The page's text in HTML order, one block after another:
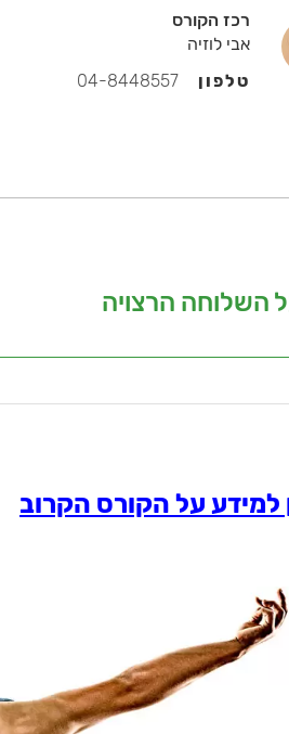
רכז הקורס
אבי לוזיה
טלפון
04-8448557
השלוחה הרצויה
למידע על הקורס הקרוב